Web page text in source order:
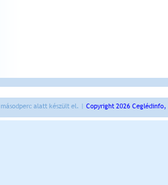
másodperc alatt készült el. | Copyright 2026